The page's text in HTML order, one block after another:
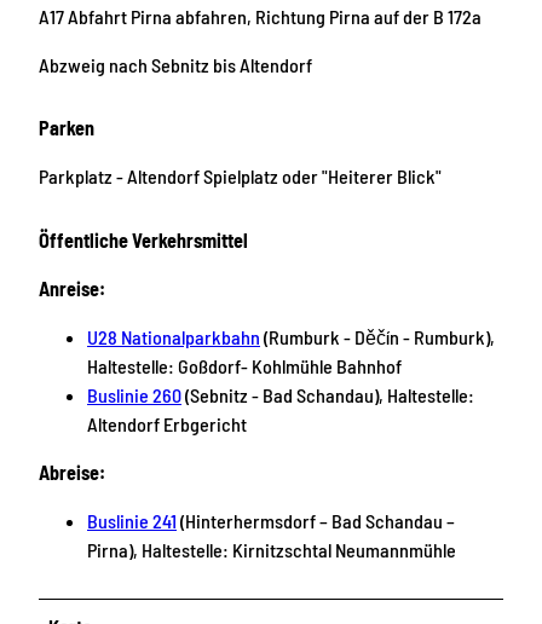
A17 Abfahrt Pirna abfahren, Richtung Pirna auf der B 172a
Abzweig nach Sebnitz bis Altendorf
Parken
Parkplatz - Altendorf Spielplatz oder "Heiterer Blick"
Öffentliche Verkehrsmittel
Anreise:
U28 Nationalparkbahn (Rumburk - Děčín - Rumburk),
Haltestelle: Goßdorf- Kohlmühle Bahnhof
Buslinie 260(Sebnitz - Bad Schandau), Haltestelle:
Altendorf Erbgericht
Abreise:
Buslinie 241 (Hinterhermsdorf – Bad Schandau –
Pirna), Haltestelle: Kirnitzschtal Neumannmühle